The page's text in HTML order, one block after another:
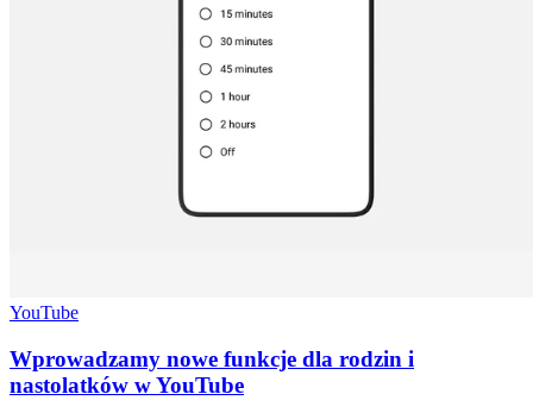
YouTube
Wprowadzamy nowe funkcje dla rodzin i
nastolatków w YouTube